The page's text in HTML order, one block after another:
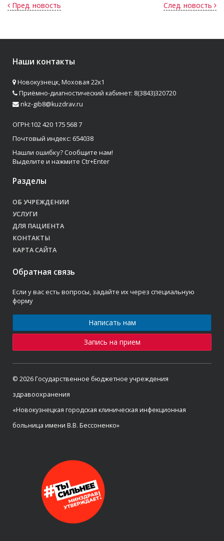
След. новость
Пред. новость
Наши контакты
Новокузнецк, Моховая 22к1
Приёмно-диагностический кабинет: 8(3843)320720
nkz-gib8@kuzdrav.ru
ОГРН:102 420 175 568 7
Почтовый индекс: 654038
Нашли ошибку? Сообщите нам!
Выделите и нажмите Ctr+Enter
Разделы
ОБ УЧРЕЖДЕНИИ
УСЛУГИ
ДЛЯ ПАЦИЕНТА
КОНТАКТЫ
КАРТА САЙТА
Обратная связь
Если у вас есть вопросы, задайте их через специальную
форму
Написать нам
Запись на прием
© 2026 Государственное бюджетное учреждения
здравоохранения
«Новокузнецкая городская клиническая инфекционная
больница имени В.В. Бессоненко»